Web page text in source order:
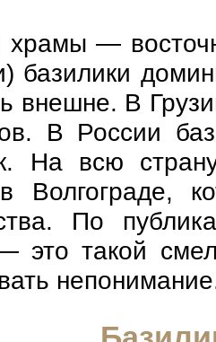
храмы —
базилики
внешне. В
В России
На всю
Волгограде,
По
это такой